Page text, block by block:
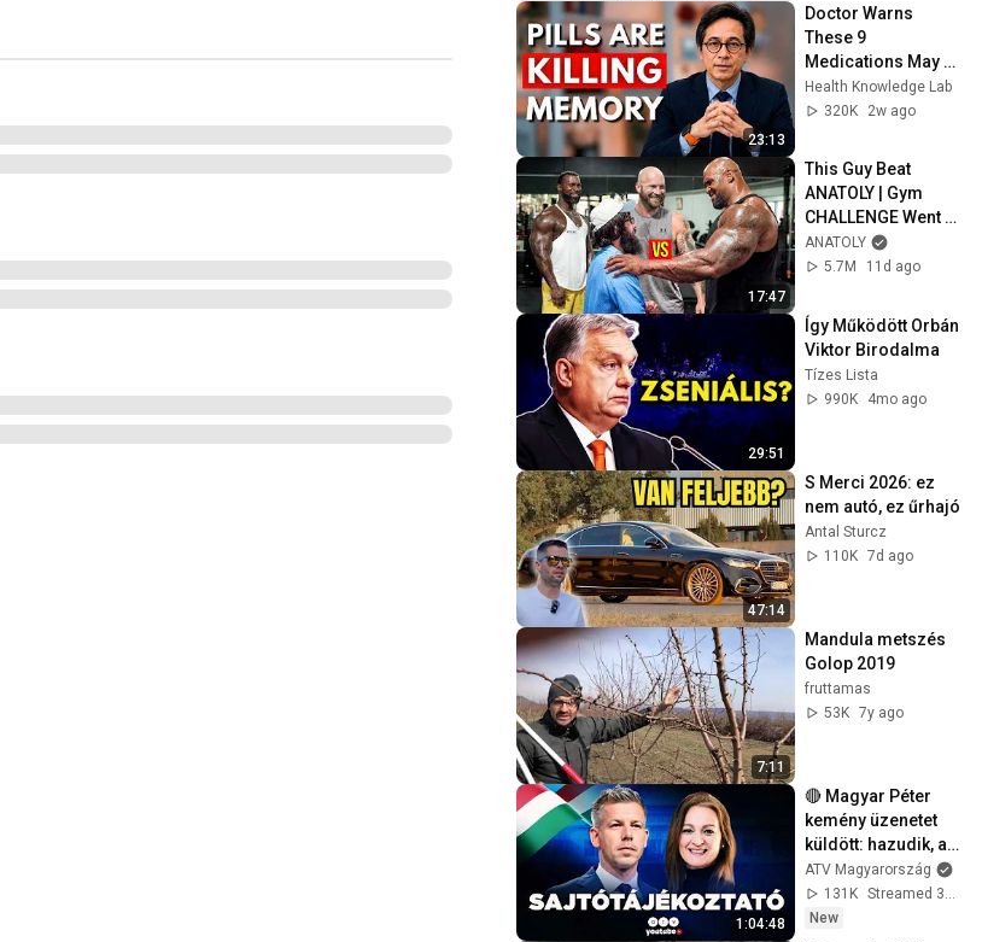
23:13
Doctor Warns
These 9
Medications May
Cause Memory
Loss After 60 - Dr.
Health Knowledge Lab
320K
2w ago
17:47
This Guy Beat
ANATOLY | Gym
CHALLENGE Went
Wrong
ANATOLY
5.7M
11d ago
29:51
Így Működött Orbán
Viktor Birodalma
Tízes Lista
990K
4mo ago
47:14
S Merci 2026: ez
nem autó, ez űrhajó
Antal Sturcz
110K 7d ago
7:11
Mandula metszés
Golop 2019
fruttamas
53K 7y ago
1:04:48
🔴 Magyar Péter
kemény üzenetet
küldött: hazudik, aki
szerint csak
visszatartják a
Duna vizét
ATV Magyarország
131K
Streamed 3d ago
New